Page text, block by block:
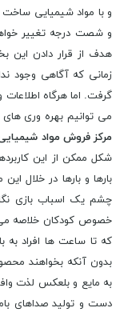
و با مواد شیمیایی
و شصت درجه تغییر
هدف از قرار دادن این
زمانی که آگاهی وجود
گرفت. اما هرگاه
می توانیم بهره وری
مرکز فروش مواد
شکل ممکن از این
بارها و بارها در خلال
چشم یک اسباب بازی
خصوص کودکان خلاصه می
که تا ساعت ها افراد
بدون آنکه بخواهند
به مایع و بلعکس لذت
دست و تولید صداهای